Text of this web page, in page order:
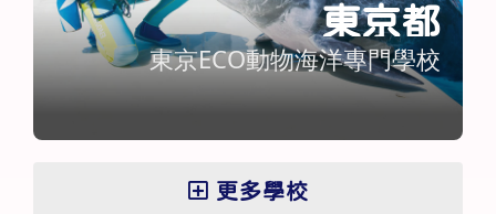
東京都
東京ECO動物海洋專門學校
更多學校